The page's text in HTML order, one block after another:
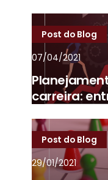
Post do Blog
07/04/2021
carreira:
Post do Blog
29/01/2021